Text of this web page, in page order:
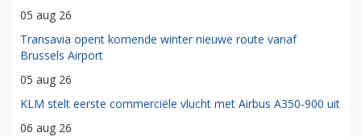
05 aug 26
Transavia opent komende winter nieuwe route vanaf
Brussels Airport
05 aug 26
KLM stelt eerste commerciële vlucht met Airbus A350-900 uit
06 aug 26